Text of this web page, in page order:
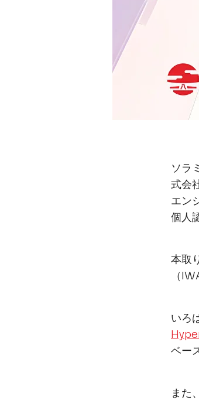
ソラ
式会
エン
個人
本取
（
いろ
ベー
また